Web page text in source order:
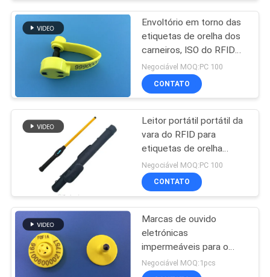
etiqueta de orelha
do rfid
126
Varredor do
microchip do RFID
Envoltório em torno das
etiquetas de orelha dos
carneiros, ISO do RFID
das etiquetas de
identificação dos
carneiros de TPU
Negociável MOQ:PC 100
CONTATO
Leitor portátil portátil da
vara do RFID para
etiquetas de orelha
eletrônicas animais
Negociável MOQ:PC 100
CONTATO
Marcas de ouvido
eletrónicas
impermeáveis para o
gado e de longa duração
para a gestão animal
Negociável MOQ:1pcs